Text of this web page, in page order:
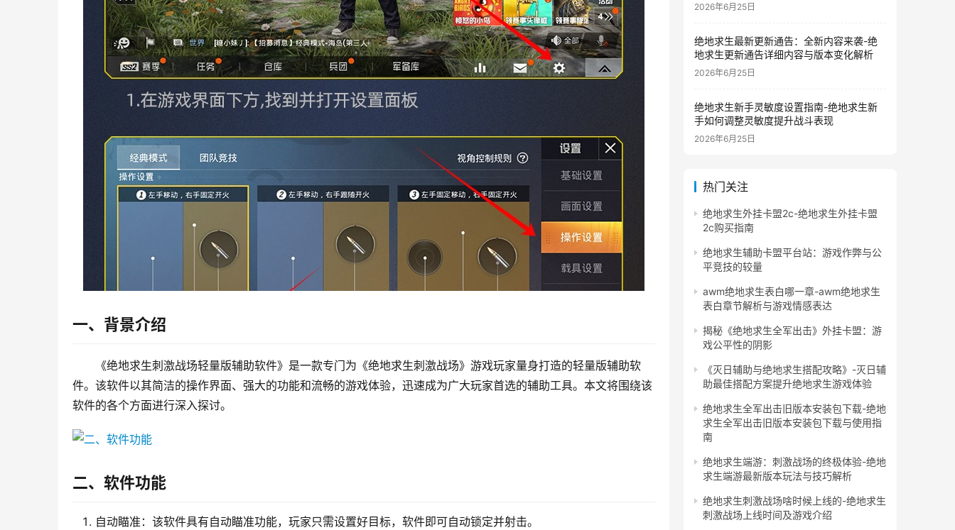
一、背景介绍
《绝地求生刺激战场轻量版辅助软件》是一款专门为《绝地求生刺激战场》游戏玩家量身打造的轻量版辅助软
件。该软件以其简洁的操作界面、强大的功能和流畅的游戏体验，迅速成为广大玩家首选的辅助工具。本文将围绕该
软件的各个方面进行深入探讨。
二、软件功能
自动瞄准：该软件具有自动瞄准功能，玩家只需设置好目标，软件即可自动锁定并射击。
2026年6月25日
绝地求生最新更新通告：全新内容来袭-绝
地求生更新通告详细内容与版本变化解析
2026年6月25日
绝地求生新手灵敏度设置指南-绝地求生新
手如何调整灵敏度提升战斗表现
2026年6月25日
热门关注
绝地求生外挂卡盟2c-绝地求生外挂卡盟
2c购买指南
绝地求生辅助卡盟平台站：游戏作弊与公
平竞技的较量
awm绝地求生表白哪一章-awm绝地求生
表白章节解析与游戏情感表达
揭秘《绝地求生全军出击》外挂卡盟：游
戏公平性的阴影
《灭日辅助与绝地求生搭配攻略》-灭日辅
助最佳搭配方案提升绝地求生游戏体验
绝地求生全军出击旧版本安装包下载-绝地
求生全军出击旧版本安装包下载与使用指
南
绝地求生端游：刺激战场的终极体验-绝地
求生端游最新版本玩法与技巧解析
绝地求生刺激战场啥时候上线的-绝地求生
刺激战场上线时间及游戏介绍